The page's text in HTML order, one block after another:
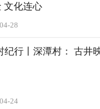
文化连心
28
纪行丨深潭村： 古井
24